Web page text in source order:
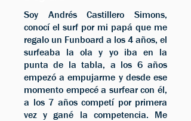
Soy Andrés Castillero Simons,
conocí el surf por mi papá que me
regalo un Funboard a los 4 años, el
surfeaba la ola y yo iba en la
punta de la tabla, a los 6 años
empezó a empujarme y desde ese
momento empecé a surfear con él,
a los 7 años competí por primera
vez y gané la competencia. Me